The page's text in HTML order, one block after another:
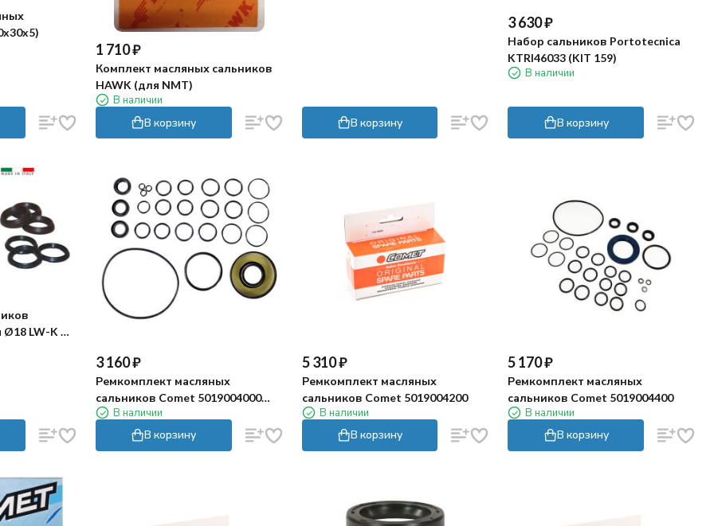
1 710₽
Комплект масляных сальников
HAWK (для NMT)
В наличии
В корзину В корзину
3 630₽
Набор сальников Portotecnica
KTRI46033 (KIT 159)
В наличии
В корзину
LW-K K-
3 160₽
Ремкомплект масляных
сальников Comet 5019004000
(LW-K)В наличии
В корзину
5 310₽
Ремкомплект масляных
сальников Comet 5019004200
В наличии
В корзину
5 170₽
Ремкомплект масляных
сальников Comet 5019004400
В наличии
В корзину